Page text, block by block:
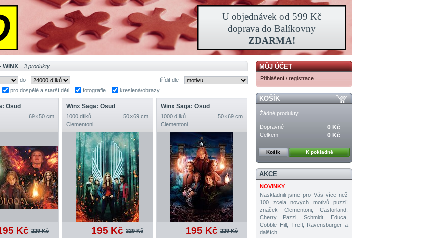
WINX 3 produkty
do
třídit dle
pro dospělé a starší děti fotografie kreslená/obrazy
Osud
69 × 50 cm
Kč 229 Kč
Winx Saga: Osud
1000 dílků
50 × 69 cm
Clementoni
195 Kč 229 Kč
Winx Saga: Osud
1000 dílků
50 × 69 cm
Clementoni
195 Kč 229 Kč
MŮJ ÚČET
Přihlášení / registrace
KOŠÍK
Žádné produkty
Dopravné 0 Kč
Celkem 0 Kč
Košík K pokladně
AKCE
NOVINKY
Naskladnili jsme pro Vás více než
100 zcela nových motivů puzzlí
značek Clementoni, Castorland,
Cherry Pazzi, Schmidt, Educa,
Cobble Hill, Trefl, Ravensburger a
dalších.